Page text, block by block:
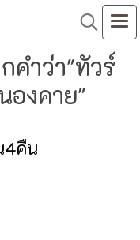
คำว่า"ทัวร์
องคาย"
4คืน